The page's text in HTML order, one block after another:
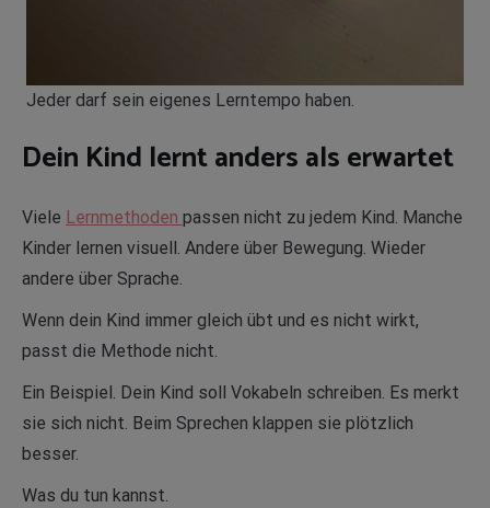
Jeder darf sein eigenes Lerntempo haben.
Dein Kind lernt anders als erwartet
Viele Lernmethoden passen nicht zu jedem Kind. Manche
Kinder lernen visuell. Andere über Bewegung. Wieder
andere über Sprache.
Wenn dein Kind immer gleich übt und es nicht wirkt,
passt die Methode nicht.
Ein Beispiel. Dein Kind soll Vokabeln schreiben. Es merkt
sie sich nicht. Beim Sprechen klappen sie plötzlich
besser.
Was du tun kannst.